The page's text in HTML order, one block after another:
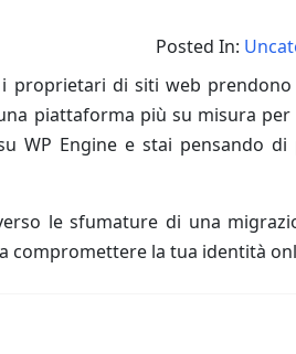
proprietari di siti web prendono
piattaforma più su misura
WP Engine e stai pensando di
le sfumature di una
compromettere la tua identità
Posted In: